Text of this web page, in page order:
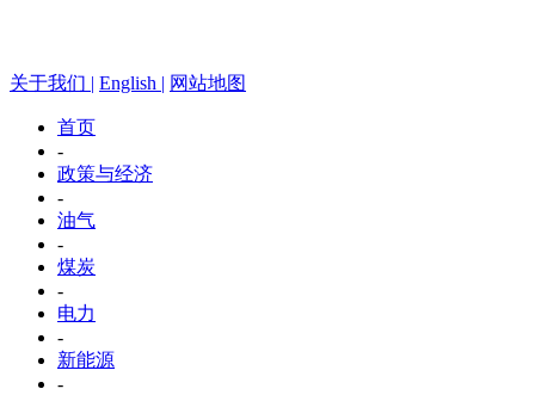
关于我们 | English | 网站地图
首页
-
政策与经济
-
油气
-
煤炭
-
电力
-
新能源
-